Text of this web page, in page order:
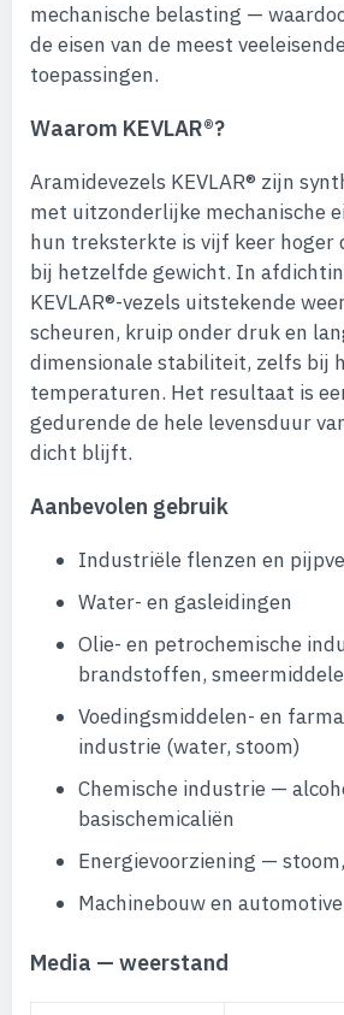
mechanische belasting —
de eisen van de meest
toepassingen.
Waarom KEVLAR®?
Aramidevezels KEVLAR® zijn
met uitzonderlijke mechanische
hun treksterkte is vijf keer hoger
bij hetzelfde gewicht. In
KEVLAR®-vezels uitstekende
scheuren, kruip onder druk en
dimensionale stabiliteit, zelfs bij
temperaturen. Het resultaat is
gedurende de hele levensduur
dicht blijft.
Aanbevolen gebruik
Industriële flenzen en
Water- en gasleidingen
Olie- en petrochemische
brandstoffen,
Voedingsmiddelen- en
industrie (water, stoom)
Chemische industrie —
basischemicaliën
Energievoorziening —
Machinebouw en automotive
Media — weerstand